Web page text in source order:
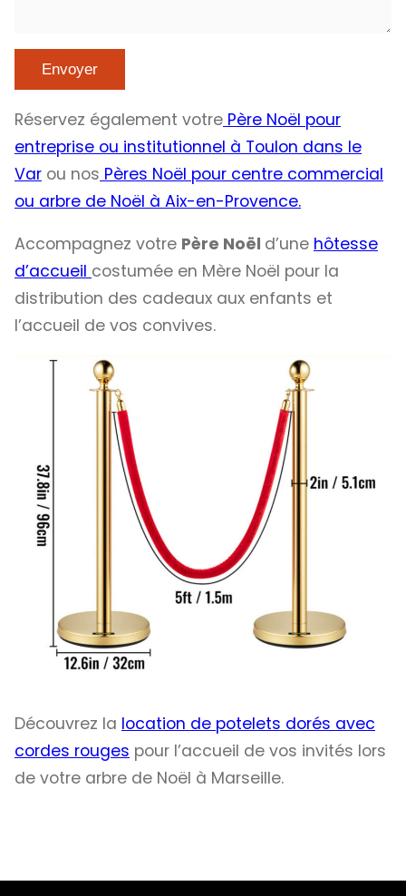
Réservez également votre Père Noël pour
entreprise ou institutionnel à Toulon dans le
Var ou nos Pères Noël pour centre commercial
ou arbre de Noël à Aix-en-Provence.
Accompagnez votre Père Noël d’une hôtesse
d’accueil costumée en Mère Noël pour la
distribution des cadeaux aux enfants et
l’accueil de vos convives.
Découvrez la location de potelets dorés avec
cordes rouges pour l’accueil de vos invités lors
de votre arbre de Noël à Marseille.